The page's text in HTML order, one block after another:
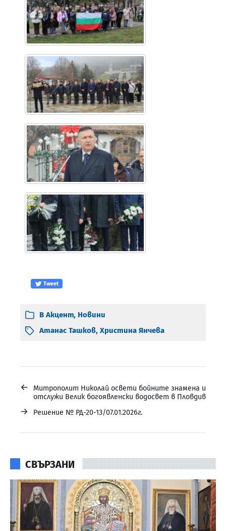
Tweet
В Акцент, Новини
Атанас Ташков, Христина Янчева
←
Митрополит Николай освети бойните знамена и
отслужи Велик богоявленски водосвет в Пловдив
→ Решение № РД-20-13/07.01.2026г.
СВЪРЗАНИ